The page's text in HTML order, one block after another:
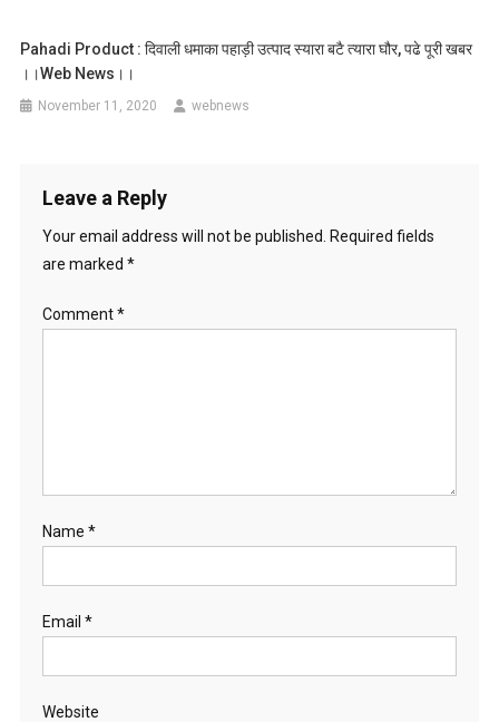
Pahadi Product : दिवाली धमाका पहाड़ी उत्पाद स्यारा बटै त्यारा घौर, पढे पूरी खबर
।।web News।।
November 11, 2020 webnews
Leave a Reply
Your email address will not be published.
Required fields
are marked *
Comment*
Name *
Email *
Website